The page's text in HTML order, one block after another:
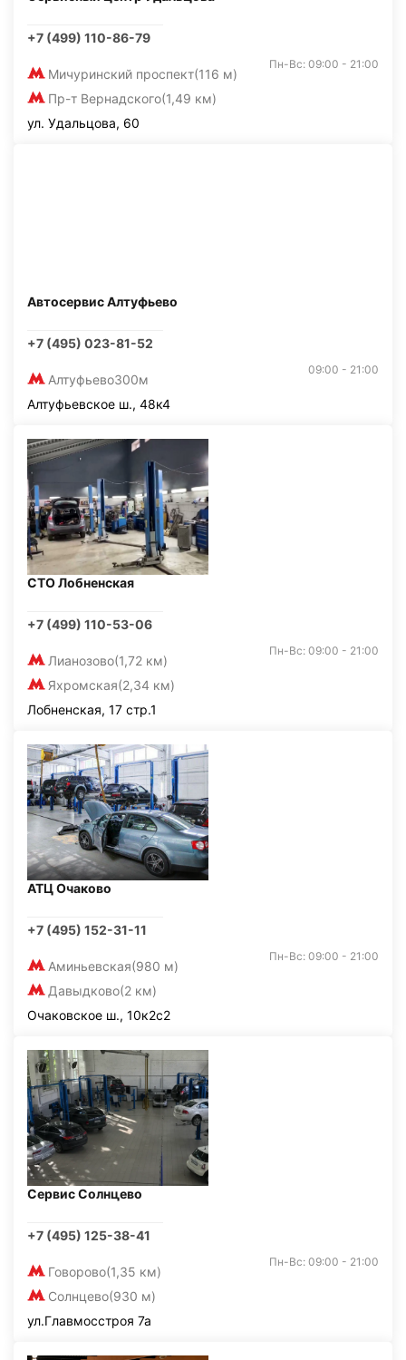
+7 (499) 110-86-79
Мичуринский проспект(116 м)
Пр-т Вернадского(1,49 км)
Пн-Вс: 09:00 - 21:00
ул. Удальцова, 60
Автосервис Алтуфьево
+7 (495) 023-81-52
Алтуфьево300м
09:00 - 21:00
Алтуфьевское ш., 48к4
СТО Лобненская
+7 (499) 110-53-06
Лианозово(1,72 км)
Яхромская(2,34 км)
Пн-Вс: 09:00 - 21:00
Лобненская, 17 стр.1
АТЦ Очаково
+7 (495) 152-31-11
Аминьевская(980 м)
Давыдково(2 км)
Пн-Вс: 09:00 - 21:00
Очаковское ш., 10к2с2
Сервис Солнцево
+7 (495) 125-38-41
Говорово(1,35 км)
Солнцево(930 м)
Пн-Вс: 09:00 - 21:00
ул.Главмосстроя 7а